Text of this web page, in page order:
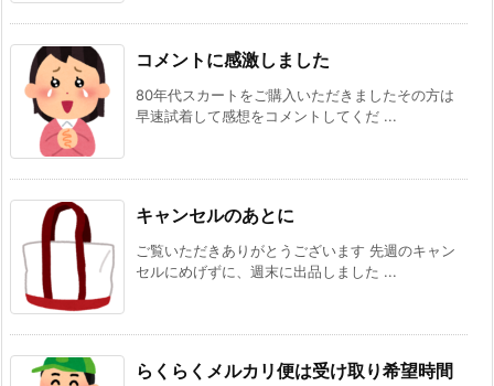
コメントに感激しました
80年代スカートをご購入いただきましたその方は
早速試着して感想をコメントしてくだ ...
キャンセルのあとに
ご覧いただきありがとうございます 先週のキャン
セルにめげずに、週末に出品しました ...
らくらくメルカリ便は受け取り希望時間